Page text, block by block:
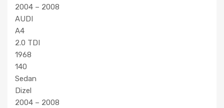
2004 – 2008
AUDI
A4
2.0 TDI
1968
140
Sedan
Dizel
2004 – 2008